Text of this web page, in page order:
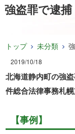
強盗罪で逮捕
トップ 未分類
2019/10/18
北海道静内町の強
件総合法律事務札
【事例】